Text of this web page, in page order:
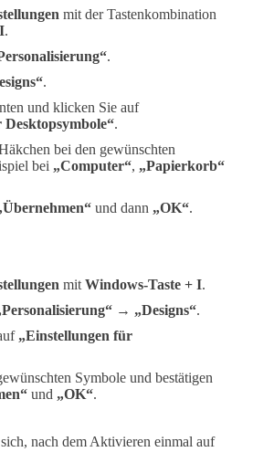
mit der Tastenkombination
.
.
.
und klicken Sie auf
.
bei den gewünschten
bei „Computer“, „Papierkorb“
und dann „OK“.
mit Windows-Taste + I.
→ „Designs“.
„Einstellungen für
Symbole und bestätigen
und „OK“.
nach dem Aktivieren einmal auf